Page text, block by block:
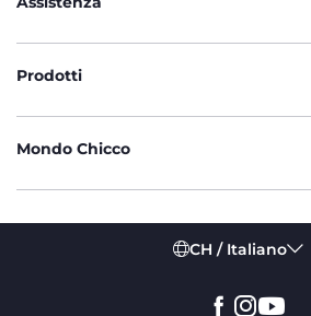
Prodotti
Mondo Chicco
CH / Italiano